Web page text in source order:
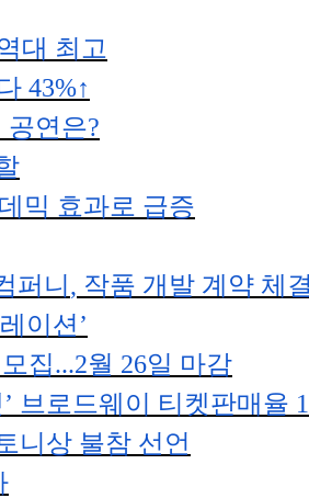
대 최고
43%↑
공연은?
믹 효과로 급증
퍼니 , 작품 개발 계약 체결
이션’
집...2월 26일 마감
’ 브로드웨이 티켓판매율 1
니상 불참 선언